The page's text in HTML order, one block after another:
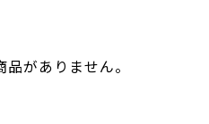
がありません。